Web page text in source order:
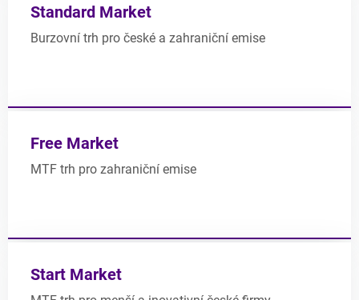
Standard Market
Burzovní trh pro české a zahraniční emise
Free Market
MTF trh pro zahraniční emise
Start Market